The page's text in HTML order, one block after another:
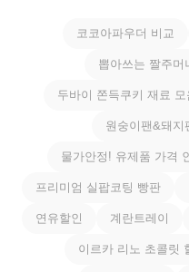
코코아파우더 비교
뽑아쓰는 짤주머
두바이 쫀득쿠키 재료 모
원숭이팬&돼지
물가안정! 유제품 가격
프리미엄 실팝코팅 빵판
연유할인 계란트레이
이르카 리노 초콜릿